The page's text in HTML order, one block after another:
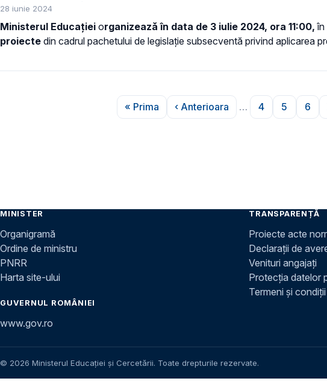
28 iunie 2024
Ministerul Educației organizează în data de 3 iulie 2024, ora 11:00, în
proiecte din cadrul pachetului de legislație subsecventă privind aplicarea
Prima pagină
« Prima
Pagina anterioară
‹ Anterioara …
Pagina
4
Pagina
5 6
MINISTER
Organigramă
Ordine de ministru
PNRR
Harta site-ului
GUVERNUL ROMÂNIEI
www.gov.ro
TRANSPARENȚĂ
Proiecte acte
Declarații de
Venituri angajați
Protecția datelor
Termeni și condiții
© 2026 Ministerul Educației și Cercetării. Toate drepturile rezervate.